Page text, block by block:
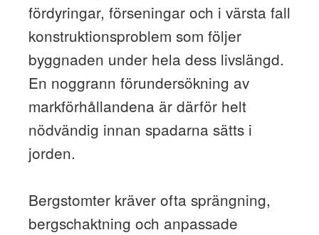
fördyringar, förseningar och i värsta fall
konstruktionsproblem som följer
byggnaden under hela dess livslängd.
En noggrann förundersökning av
markförhållandena är därför helt
nödvändig innan spadarna sätts i
jorden.
Bergstomter kräver ofta sprängning,
bergschaktning och anpassade